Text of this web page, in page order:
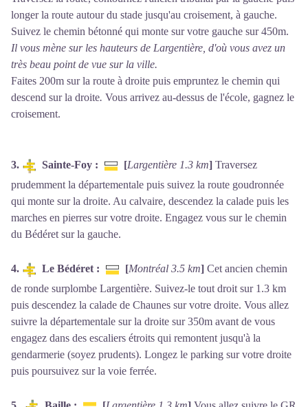
longer la route autour du stade jusqu'au croisement, à gauche.
Suivez le chemin bétonné qui monte sur votre gauche sur 450m.
Il vous mène sur les hauteurs de Largentière, d'où vous avez un
très beau point de vue sur la ville.
Faites 200m sur la route à droite puis empruntez le chemin qui
descend sur la droite. Vous arrivez au-dessus de l'école, gagnez le
croisement.
3. Sainte-Foy : [Largentière 1.3 km] Traversez
prudemment la départementale puis suivez la route goudronnée
qui monte sur la droite. Au calvaire, descendez la calade puis les
marches en pierres sur votre droite. Engagez vous sur le chemin
du Bédéret sur la gauche.
4. Le Bédéret : [Montréal 3.5 km] Cet ancien chemin
de ronde surplombe Largentière. Suivez-le tout droit sur 1.3 km
puis descendez la calade de Chaunes sur votre droite. Vous allez
suivre la départementale sur la droite sur 350m avant de vous
engagez dans des escaliers étroits qui remontent jusqu'à la
gendarmerie (soyez prudents). Longez le parking sur votre droite
puis poursuivez sur la voie ferrée.